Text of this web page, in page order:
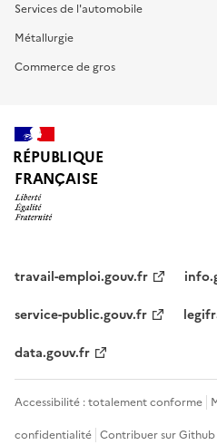
Services de l'automobile
Métallurgie
Commerce de gros
RÉPUBLIQUE
FRANÇAISE
travail-emploi.gouv.fr
service-public.gouv.fr
data.gouv.fr
Accessibilité : totalement conforme
confidentialité Contribuer sur Github